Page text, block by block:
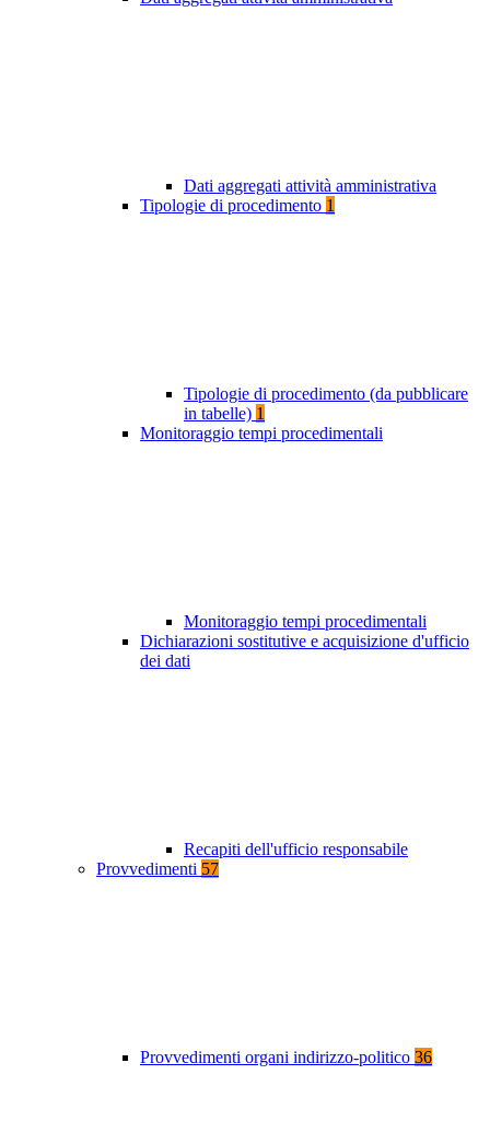
Dati aggregati attività amministrativa
Tipologie di procedimento 1
Tipologie di procedimento (da pubblicare
in tabelle) 1
Monitoraggio tempi procedimentali
Monitoraggio tempi procedimentali
Dichiarazioni sostitutive e acquisizione d'ufficio
dei dati
Recapiti dell'ufficio responsabile
Provvedimenti 57
Provvedimenti organi indirizzo-politico 36